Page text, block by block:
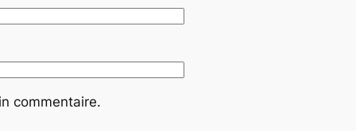
commentaire.